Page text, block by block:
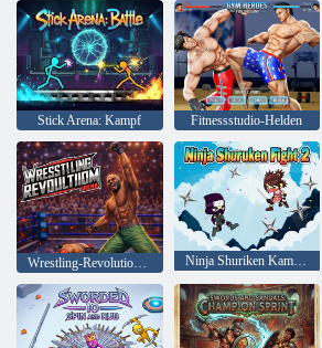
Stick Arena: Kampf Fitnessstudio-Helden
Ninja Shuriken Kampf 2